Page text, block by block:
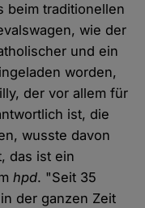
beim traditionellen
wie der
und ein
worden,
der vor allem für
ist, die
wusste davon
das ist ein
hpd. "Seit 35
der ganzen Zeit